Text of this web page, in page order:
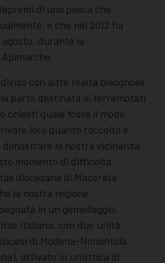
di una pesca che
e che nel 2012 ha
durante la
con altre realtà bisognose
parte destinata ai terremotati
chiesti quale fosse il modo
loro quanto raccolto e,
dimostrare la nostra vicinanza
momento di difficoltà.
diocesana di Macerata
la nostra regione
in un gemellaggio,
Italiana, con due unità
di Modena-Nonantola
attivato in un’ottica di